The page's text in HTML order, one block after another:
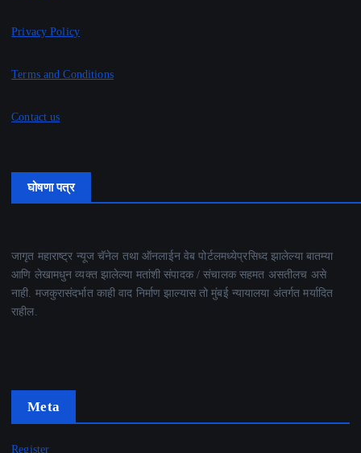
Privacy Policy
Terms and Conditions
Contact us
घोषणा पत्र
जागृत महाराष्ट्र न्यूज चॅनेल तथा ऑनलाईन वेब पोर्टलमध्येप्रसिध्द झालेल्या बातम्या
आणि लेखामधुन व्यक्त झालेल्या मतांशी संपादक / संचालक सहमत असतीलच असे
नाही. मजकुरासंदर्भात काही वाद निर्माण झाल्यास तो मुंबई न्यायालया अंतर्गत मर्यादित
राहील.
Meta
Register